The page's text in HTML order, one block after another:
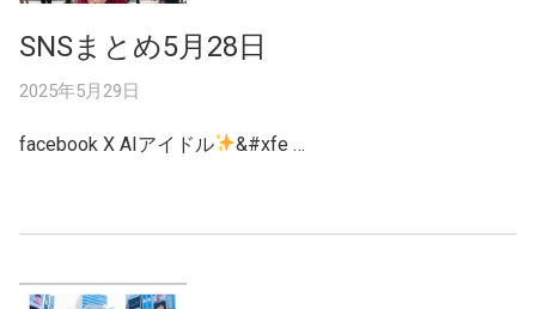
SNSまとめ5月28日
2025年5月29日
facebook X AIアイドル &#xfe …